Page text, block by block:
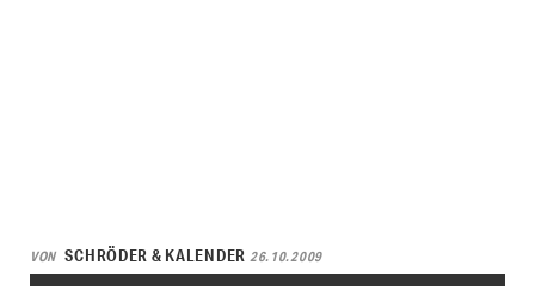
VON SCHRÖDER & KALENDER 26.10.2009